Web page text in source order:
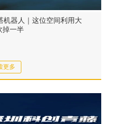
机器人｜这位空间利用大
掉一半
更多